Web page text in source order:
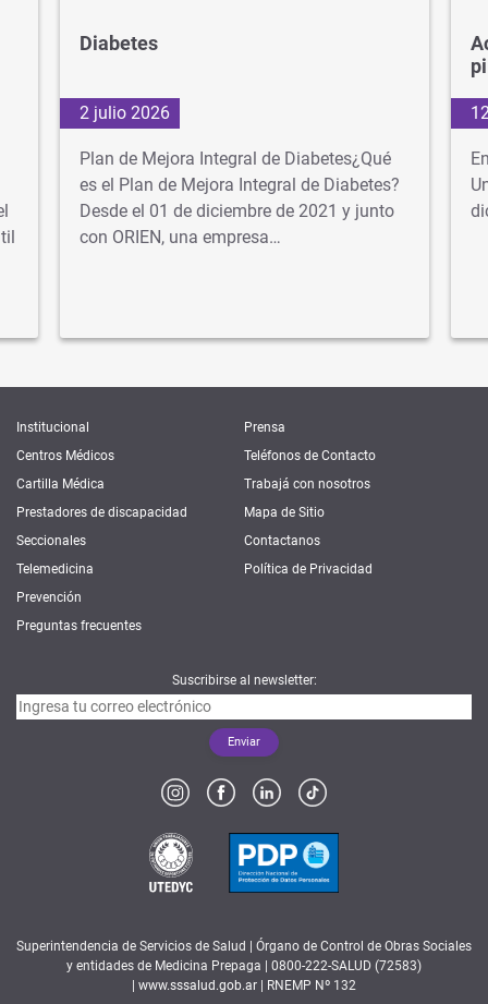
Diabetes
2 julio 2026
Plan de Mejora Integral de Diabetes¿Qué
es el Plan de Mejora Integral de Diabetes?
Desde el 01 de diciembre de 2021 y junto
con ORIEN, una empresa…
Institucional
Centros Médicos
Cartilla Médica
Prestadores de discapacidad
Seccionales
Telemedicina
Prevención
Preguntas frecuentes
Prensa
Teléfonos de Contacto
Trabajá con nosotros
Mapa de Sitio
Contactanos
Política de Privacidad
Suscribirse al newsletter:
Superintendencia de Servicios de Salud | Órgano de Control de Obras Sociales
y entidades de Medicina Prepaga | 0800-222-SALUD (72583)
www.sssalud.gob.ar | RNEMP Nº 132